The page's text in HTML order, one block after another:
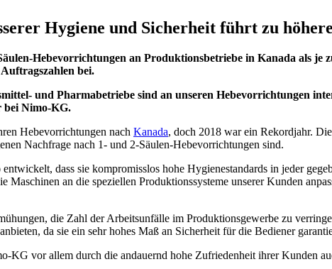
Hygiene und Sicherheit führt zu
Hebevorrichtungen an Produktionsbetriebe in Kanada als je
bei.
und Pharmabetriebe sind an unseren Hebevorrichtungen
bei Nimo-KG.
Hebevorrichtungen nach Kanada, doch 2018 war ein Rekordjahr.
Nachfrage nach 1- und 2-Säulen-Hebevorrichtungen sind.
dass sie kompromisslos hohe Hygienestandards in jeder
Maschinen an die speziellen Produktionssysteme unserer Kunden
die Zahl der Arbeitsunfälle im Produktionsgewerbe zu
da sie ein sehr hohes Maß an Sicherheit für die Bediener
KG vor allem durch die andauernd hohe Zufriedenheit ihrer Kunden